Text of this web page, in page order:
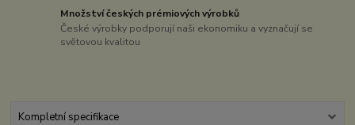
Množství českých prémiových výrobků
České výrobky podporují naši ekonomiku a vyznačují se
světovou kvalitou
Kompletní specifikace